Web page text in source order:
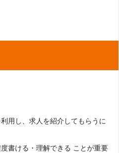
用し、求人を紹介してもらうに
書ける・理解できる ことが重要